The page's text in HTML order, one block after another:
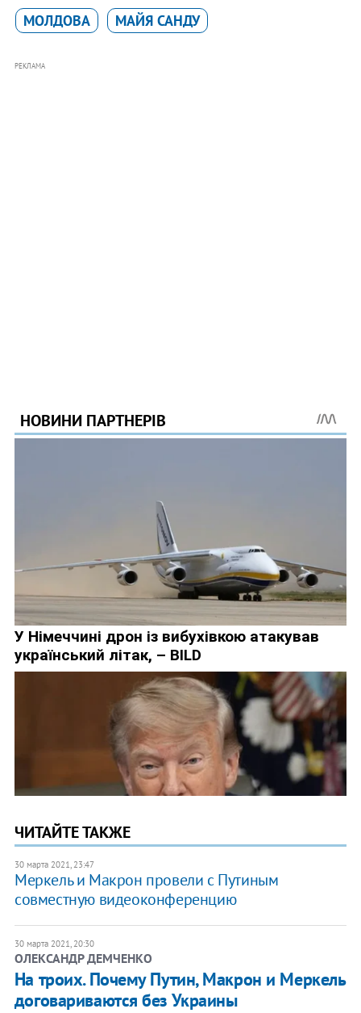
МОЛДОВА МАЙЯ САНДУ
РЕКЛАМА
ЧИТАЙТЕ ТАКЖЕ
30 марта 2021, 23:47
Меркель и Макрон провели с Путиным
совместную видеоконференцию
30 марта 2021, 20:30
ОЛЕКСАНДР ДЕМЧЕНКО
На троих. Почему Путин, Макрон и Меркель
договариваются без Украины